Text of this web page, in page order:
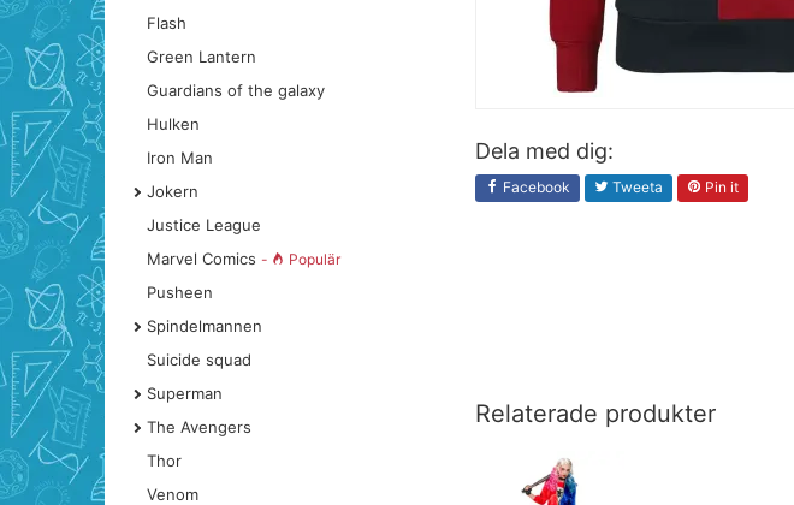
Flash
Green Lantern
Guardians of the galaxy
Hulken
Iron Man
Jokern
Justice League
Marvel Comics - Populär
Pusheen
Spindelmannen
Suicide squad
Superman
The Avengers
Thor
Venom
Dela med dig:
Facebook Tweeta Pin it
Relaterade produkter